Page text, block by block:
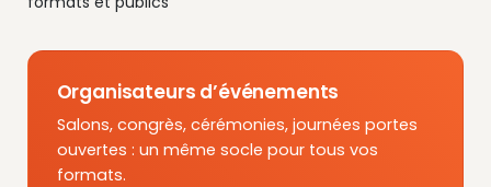
Organisateurs d’événements
Salons, congrès, cérémonies, journées portes
ouvertes : un même socle pour tous vos
formats.